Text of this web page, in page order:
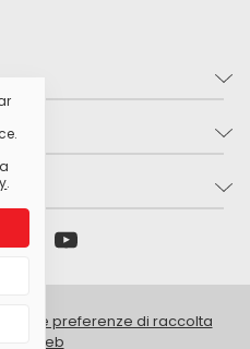
Medico
GDO
pittogrammi
pericolosi
Salute
Niguarda
le preferenze di raccolta
sito web
.